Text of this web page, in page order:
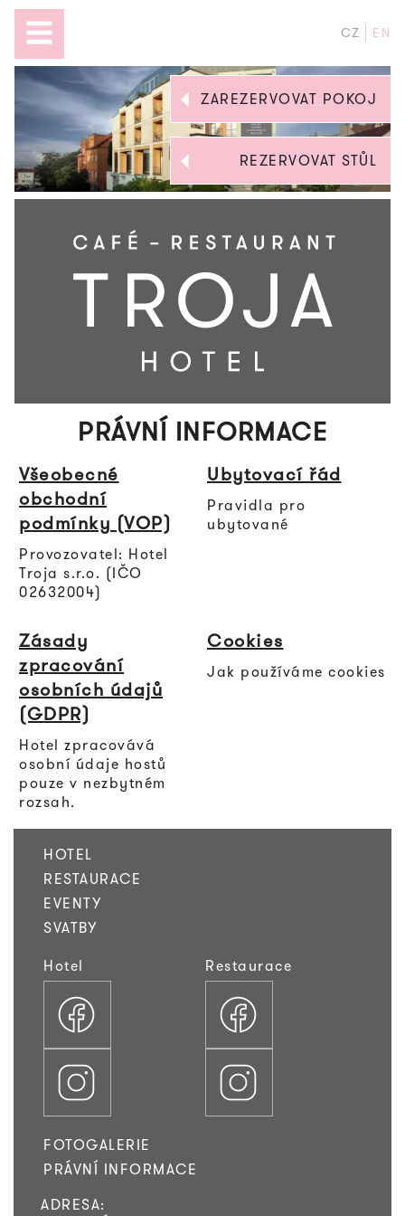
PRÁVNÍ INFORMACE
Všeobecné
obchodní
podmínky (VOP)
Provozovatel: Hotel
Troja s.r.o. (IČO
02632004)
Ubytovací řád
Pravidla pro
ubytované
Zásady
zpracování
osobních údajů
(GDPR)
Hotel zpracovává
osobní údaje hostů
pouze v nezbytném
rozsah.
Cookies
Jak používáme cookies
CZ EN
ZAREZERVOVAT POKOJ
REZERVOVAT STŮL
HOTEL
RESTAURACE
EVENTY
SVATBY
Hotel
Restaurace
FOTOGALERIE
PRÁVNÍ INFORMACE
ADRESA: